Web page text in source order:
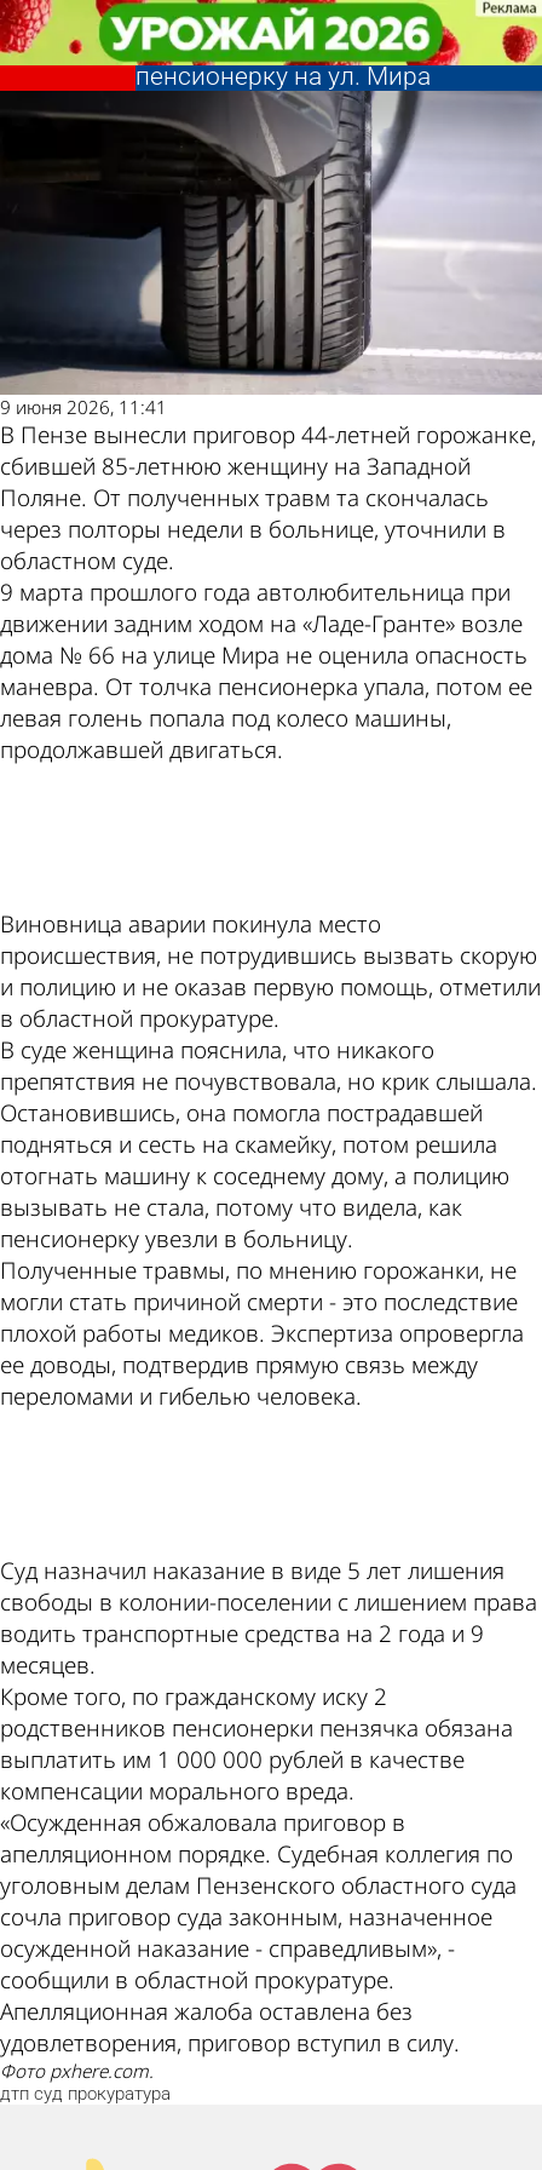
Определено наказание для
пензячки, задавившей
пенсионерку на ул. Мира
Криминал
9 июня 2026, 11:41
В Пензе вынесли приговор 44-летней горожанке,
сбившей 85-летнюю женщину на Западной
Поляне. От полученных травм та скончалась
через полторы недели в больнице, уточнили в
областном суде.
9 марта прошлого года автолюбительница при
движении задним ходом на «Ладе-Гранте» возле
дома № 66 на улице Мира не оценила опасность
маневра. От толчка пенсионерка упала, потом ее
левая голень попала под колесо машины,
продолжавшей двигаться.
Виновница аварии покинула место
происшествия, не потрудившись вызвать скорую
и полицию и не оказав первую помощь, отметили
в областной прокуратуре.
В суде женщина пояснила, что никакого
препятствия не почувствовала, но крик слышала.
Остановившись, она помогла пострадавшей
подняться и сесть на скамейку, потом решила
отогнать машину к соседнему дому, а полицию
вызывать не стала, потому что видела, как
пенсионерку увезли в больницу.
Полученные травмы, по мнению горожанки, не
могли стать причиной смерти - это последствие
плохой работы медиков. Экспертиза опровергла
ее доводы, подтвердив прямую связь между
переломами и гибелью человека.
Суд назначил наказание в виде 5 лет лишения
свободы в колонии-поселении с лишением права
водить транспортные средства на 2 года и 9
месяцев.
Кроме того, по гражданскому иску 2
родственников пенсионерки пензячка обязана
выплатить им 1 000 000 рублей в качестве
компенсации морального вреда.
«Осужденная обжаловала приговор в
апелляционном порядке. Судебная коллегия по
уголовным делам Пензенского областного суда
сочла приговор суда законным, назначенное
осужденной наказание - справедливым», -
сообщили в областной прокуратуре.
Апелляционная жалоба оставлена без
удовлетворения, приговор вступил в силу.
Фото pxhere.com.
дтп суд прокуратура
Определено наказание для
пензячки, задавившей
пенсионерку на ул. Мира
Криминал
Другие новости
по теме
Погода и курсы
валют в Пензе